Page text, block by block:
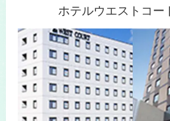
ホテルウエストコー